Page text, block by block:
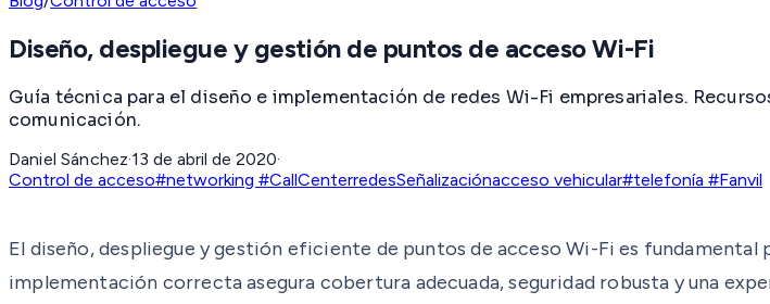
Diseño, despliegue y gestión de puntos de acceso Wi-Fi
Guía técnica para el diseño e implementación de redes Wi-Fi empresariales.
comunicación.
Daniel Sánchez·13 de abril de 2020·
Control de acceso#networking #CallCenterredesSeñalizaciónacceso vehicular#telefonía #Fanvil
El diseño, despliegue y gestión eficiente de puntos de acceso Wi-Fi es
implementación correcta asegura cobertura adecuada, seguridad robusta y una